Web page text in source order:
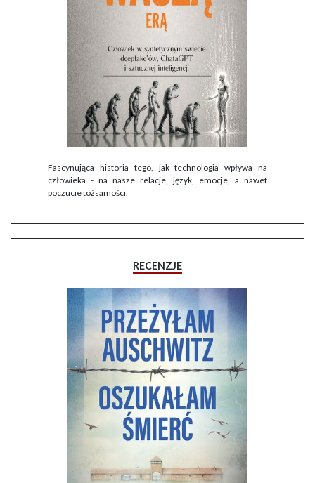
Fascynująca historia tego, jak technologia wpływa na
człowieka - na nasze relacje, język, emocje, a nawet
poczucie tożsamości.
RECENZJE